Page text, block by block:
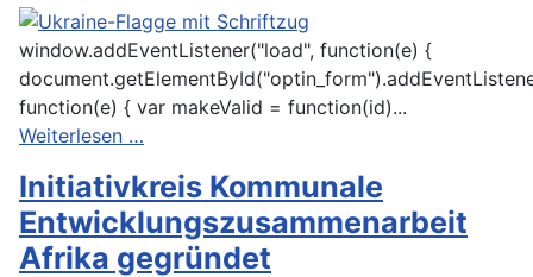
window.addEventListener("load", function(e) {
function(e) { var makeValid = function(id)...
Weiterlesen …
Initiativkreis Kommunale
Entwicklungszusammenarbeit
Afrika gegründet